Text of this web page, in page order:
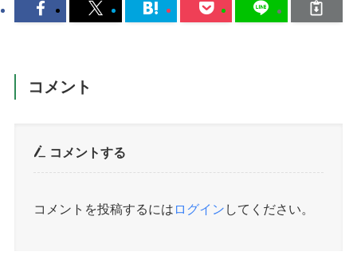
コメント
コメントする
コメントを投稿するには ログイン してください。